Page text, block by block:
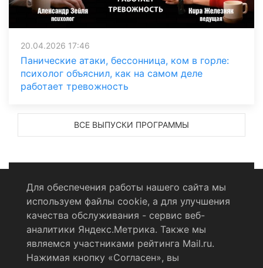
20.04.2026 17:46
Панические атаки, бессонница, ком в горле:
психолог объяснил, как на самом деле
работает тревожность
ВСЕ ВЫПУСКИ ПРОГРАММЫ
Политика конфиденциальности
Согласие на обработку персональных данных
RSS-лента
Для обеспечения работы нашего сайта мы
используем файлы cookie, а для улучшения
качества обслуживания - сервис веб-
аналитики Яндекс.Метрика. Также мы
являемся участниками рейтинга Mail.ru.
Нажимая кнопку «Согласен», вы